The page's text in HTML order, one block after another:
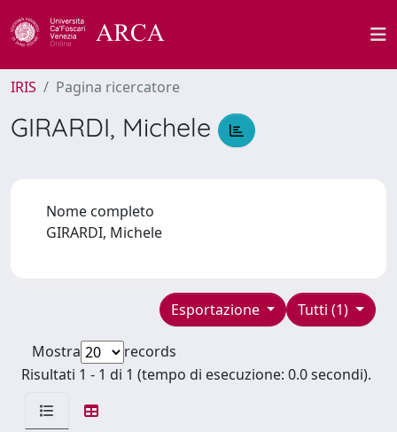
IRIS Pagina ricercatore
GIRARDI, Michele
Nome completo
GIRARDI, Michele
Tutti (1)
Esportazione
Mostra
records
Risultati 1 - 1 di 1 (tempo di esecuzione: 0.0 secondi).